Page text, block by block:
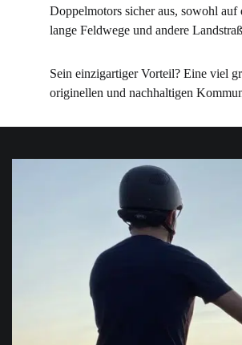
Doppelmotors sicher aus, sowohl
lange Feldwege und andere
Sein einzigartiger Vorteil? Eine viel
originellen und nachhaltigen